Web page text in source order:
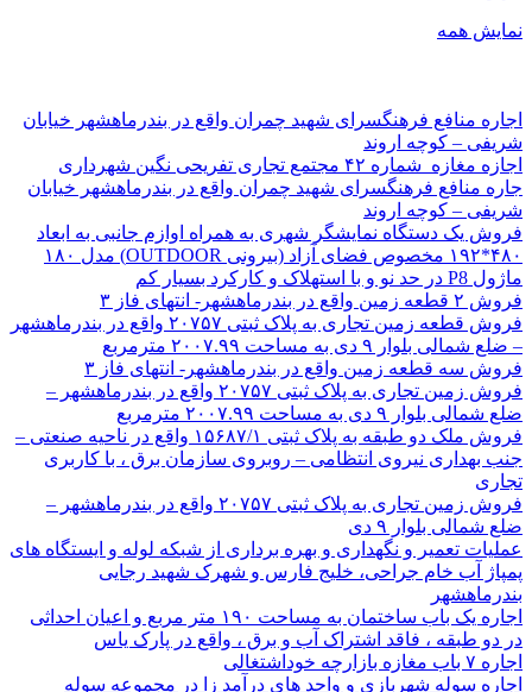
نمایش همه
اجاره منافع فرهنگسرای شهید چمران واقع در بندرماهشهر خیابان
شریفی – کوچه اروند
اجازه مغازه شماره ۴۲ مجتمع تجاری تفریحی نگین شهرداری
جاره منافع فرهنگسرای شهید چمران واقع در بندرماهشهر خیابان
شریفی – کوچه اروند
فروش یک دستگاه نمایشگر شهری به همراه اوازم جانبی به ابعاد
۴۸۰*۱۹۲ مخصوص فضای آزاد (بیرونی OUTDOOR) مدل ۱۸۰
ماژول P8 در حد نو و با استهلاک و کارکرد بسیار کم
فروش ۲ قطعه زمین واقع در بندرماهشهر- انتهای فاز ۳
فروش قطعه زمین تجاری به پلاک ثبتی ۲۰۷۵۷ واقع در بندرماهشهر
– ضلع شمالی بلوار ۹ دی به مساحت ۲۰۰۷.۹۹ مترمربع
فروش سه قطعه زمین واقع در بندرماهشهر- انتهای فاز ۳
فروش زمین تجاری به پلاک ثبتی ۲۰۷۵۷ واقع در بندرماهشهر –
ضلع شمالی بلوار ۹ دی به مساحت ۲۰۰۷.۹۹ مترمربع
فروش ملک دو طبقه به پلاک ثبتی ۱۵۶۸۷/۱ واقع در ناحیه صنعتی –
جنب بهداری نیروی انتظامی – روبروی سازمان برق ، با کاربری
تجاری
فروش زمین تجاری به پلاک ثبتی ۲۰۷۵۷ واقع در بندرماهشهر –
ضلع شمالی بلوار ۹ دی
عملیات تعمیر و نگهداری و بهره برداری از شبکه لوله و ایستگاه های
پمپاژ آب خام جراحی، خلیج فارس و شهرک شهید رجایی
بندرماهشهر
اجاره یک باب ساختمان به مساحت ۱۹۰ متر مربع و اعیان احداثی
در دو طبقه ، فاقد اشتراک آب و برق ، واقع در پارک یاس
اجاره ۷ باب مغازه بازارچه خوداشتغالی
اجاره سوله شهربازی و واحد های درآمد زا در مجموعه سوله